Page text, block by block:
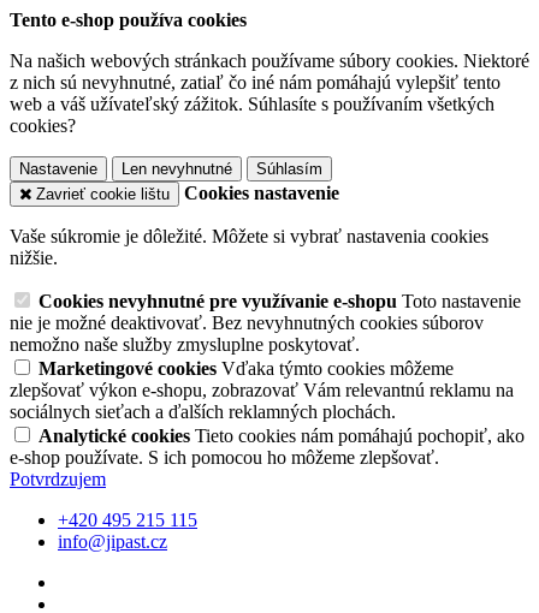
Tento e-shop používa cookies
Na našich webových stránkach používame súbory cookies. Niektoré
z nich sú nevyhnutné, zatiaľ čo iné nám pomáhajú vylepšiť tento
web a váš užívateľský zážitok. Súhlasíte s používaním všetkých
cookies?
Nastavenie Len nevyhnutné
Súhlasím
Zavrieť cookie lištu
Cookies nastavenie
Vaše súkromie je dôležité. Môžete si vybrať nastavenia cookies
nižšie.
Cookies nevyhnutné pre využívanie e-shopu Toto nastavenie
nie je možné deaktivovať. Bez nevyhnutných cookies súborov
nemožno naše služby zmysluplne poskytovať.
Marketingové cookies Vďaka týmto cookies môžeme
zlepšovať výkon e-shopu, zobrazovať Vám relevantnú reklamu na
sociálnych sieťach a ďalších reklamných plochách.
Analytické cookies Tieto cookies nám pomáhajú pochopiť, ako
e-shop používate. S ich pomocou ho môžeme zlepšovať.
Potvrdzujem
+420 495 215 115
info@jipast.cz